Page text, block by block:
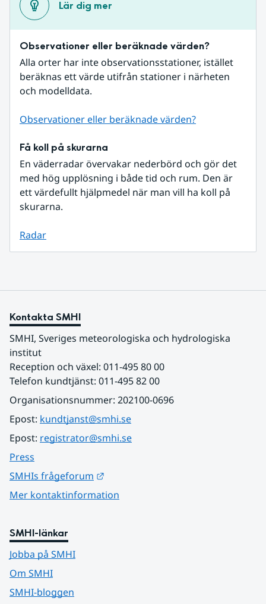
Lär dig mer
Observationer eller beräknade värden?
Alla orter har inte observationsstationer, istället
beräknas ett värde utifrån stationer i närheten
och modelldata.
Observationer eller beräknade värden?
Få koll på skurarna
En väderradar övervakar nederbörd och gör det
med hög upplösning i både tid och rum. Den är
ett värdefullt hjälpmedel när man vill ha koll på
skurarna.
Radar
Kontakta SMHI
SMHI, Sveriges meteorologiska och hydrologiska
institut
Reception och växel: 011-495 80 00
Telefon kundtjänst: 011-495 82 00
Organisationsnummer: 202100-0696
Epost: kundtjanst@smhi.se
Epost: registrator@smhi.se
Press
SMHIs frågeforum
Mer kontaktinformation
SMHI-länkar
Jobba på SMHI
Om SMHI
SMHI-bloggen